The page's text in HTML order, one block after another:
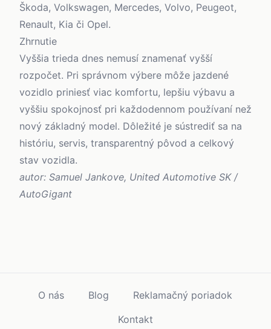
Škoda, Volkswagen, Mercedes, Volvo, Peugeot,
Renault, Kia či Opel.
Zhrnutie
Vyššia trieda dnes nemusí znamenať vyšší
rozpočet. Pri správnom výbere môže jazdené
vozidlo priniesť viac komfortu, lepšiu výbavu a
vyššiu spokojnosť pri každodennom používaní než
nový základný model. Dôležité je sústrediť sa na
históriu, servis, transparentný pôvod a celkový
stav vozidla.
autor: Samuel Jankove, United Automotive SK /
AutoGigant
O nás Blog
Reklamačný poriadok
Kontakt